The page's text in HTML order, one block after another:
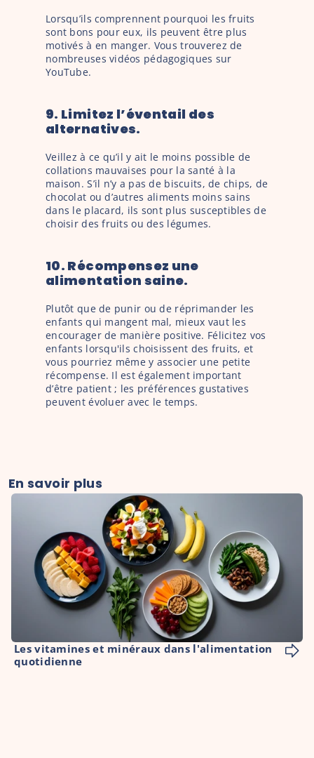
Lorsqu’ils comprennent pourquoi les fruits
sont bons pour eux, ils peuvent être plus
motivés à en manger. Vous trouverez de
nombreuses vidéos pédagogiques sur
YouTube.
9. Limitez l’éventail des
alternatives.
Veillez à ce qu’il y ait le moins possible de
collations mauvaises pour la santé à la
maison. S’il n’y a pas de biscuits, de chips, de
chocolat ou d’autres aliments moins sains
dans le placard, ils sont plus susceptibles de
choisir des fruits ou des légumes.
10. Récompensez une
alimentation saine.
Plutôt que de punir ou de réprimander les
enfants qui mangent mal, mieux vaut les
encourager de manière positive. Félicitez vos
enfants lorsqu'ils choisissent des fruits, et
vous pourriez même y associer une petite
récompense. Il est également important
d’être patient ; les préférences gustatives
peuvent évoluer avec le temps.
En savoir plus
Les vitamines et minéraux dans l'alimentation
quotidienne